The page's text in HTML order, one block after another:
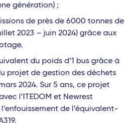
génération) ;
de près de 6000 tonnes de
2023 – juin 2024) grâce aux
du poids d’1 bus grâce à
projet de gestion des déchets
2024. Sur 5 ans, ce projet
l’ITEDOM et Newrest
de l’équivalent-